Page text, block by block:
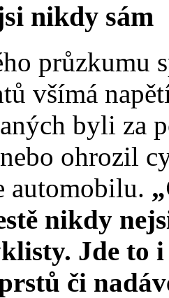
nikdy sám
průzkumu
všímá
byli za
ohrozil
automobilu.
nikdy
Jde to
či